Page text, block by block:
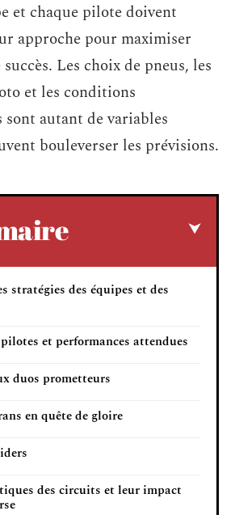
et chaque pilote doivent
approche pour maximiser
Les choix de pneus, les
et les conditions
autant de variables
bouleverser les prévisions.
stratégies des équipes et des
et performances attendues
duos prometteurs
en quête de gloire
des circuits et leur impact